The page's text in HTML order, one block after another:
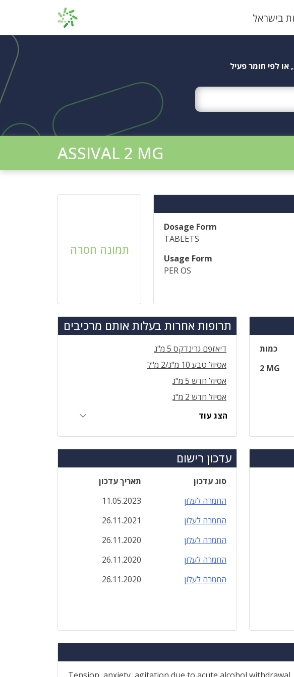
בישראל
לפי חומר פעיל
ASSIVAL 2 MG
Dosage Form
TABLETS
Usage Form
PER OS
תמונה חסרה
כמות
2 MG
תרופות אחרות בעלות אותם מרכיבים
דיאזפם גרינדקס 5 מ"ג
אסיול טבע 10 מ"ג/2 מ"ל
אסיול חדש 5 מ"ג
אסיול חדש 2 מ"ג
הצג עוד
עדכון רישום
סוג עדכון
תאריך עדכון
החמרה לעלון
11.05.2023
החמרה לעלון
26.11.2021
החמרה לעלון
26.11.2020
החמרה לעלון
26.11.2020
החמרה לעלון
26.11.2020